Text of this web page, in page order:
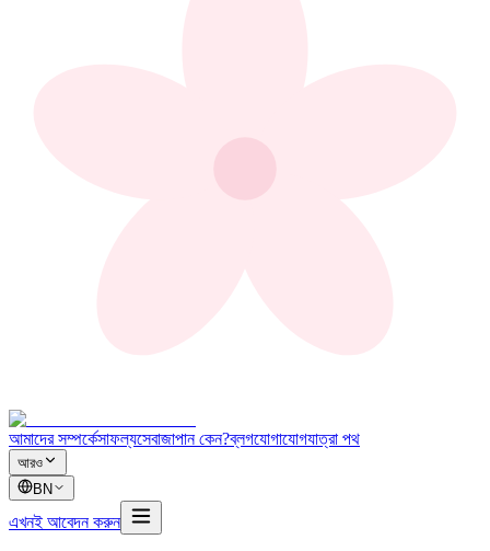
আমাদের সম্পর্কেসাফল্যসেবাজাপান কেন?ব্লগযোগাযোগযাত্রা পথ
আরও
BN
এখনই আবেদন করুন